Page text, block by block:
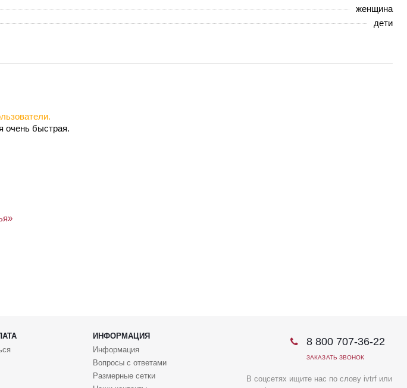
женщина
дети
очень быстрая.
ИНФОРМАЦИЯ
Информация
Вопросы с ответами
Размерные сетки
8 800 707-36-22
ЗАКАЗАТЬ ЗВОНОК
В соцсетях ищите нас по слову ivtrf или